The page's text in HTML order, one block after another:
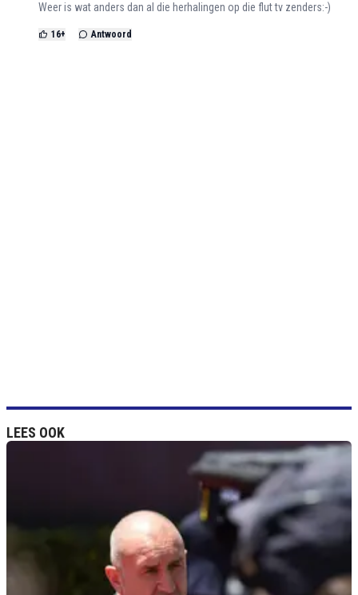
Weer is wat anders dan al die herhalingen op die flut tv zenders:-)
16+ Antwoord
LEES OOK